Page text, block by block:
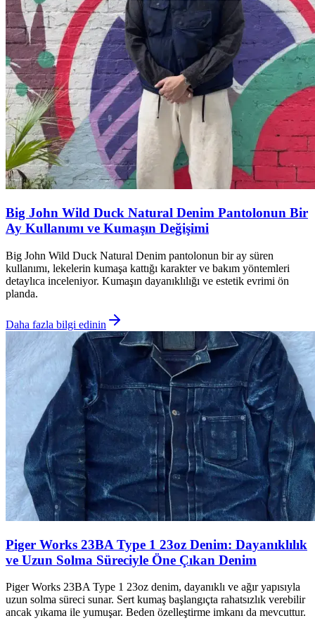
Big John Wild Duck Natural Denim Pantolonun Bir
Ay Kullanımı ve Kumaşın Değişimi
Big John Wild Duck Natural Denim pantolonun bir ay süren
kullanımı, lekelerin kumaşa kattığı karakter ve bakım yöntemleri
detaylıca inceleniyor. Kumaşın dayanıklılığı ve estetik evrimi ön
planda.
Daha fazla bilgi edinin
Piger Works 23BA Type 1 23oz Denim: Dayanıklılık
ve Uzun Solma Süreciyle Öne Çıkan Denim
Piger Works 23BA Type 1 23oz denim, dayanıklı ve ağır yapısıyla
uzun solma süreci sunar. Sert kumaş başlangıçta rahatsızlık verebilir
ancak yıkama ile yumuşar. Beden özelleştirme imkanı da mevcuttur.